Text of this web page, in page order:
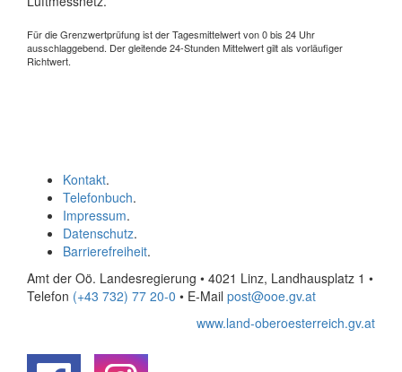
Für die Grenzwertprüfung ist der Tagesmittelwert von 0 bis 24 Uhr
ausschlaggebend. Der gleitende 24-Stunden Mittelwert gilt als vorläufiger
Richtwert.
Kontakt.
Telefonbuch.
Impressum.
Datenschutz.
Barrierefreiheit.
Amt der Oö. Landesregierung • 4021 Linz, Landhausplatz 1 •
Telefon (+43 732) 77 20-0 • E-Mail post@ooe.gv.at
www.land-oberoesterreich.gv.at